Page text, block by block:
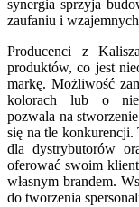
synergia sprzyja
zaufaniu i
Producenci z
produktów, co jest
markę. Możliwość
kolorach lub o
pozwala na
się na tle konkurencji.
dla dystrybutorów
oferować swoim
własnym brandem.
do tworzenia